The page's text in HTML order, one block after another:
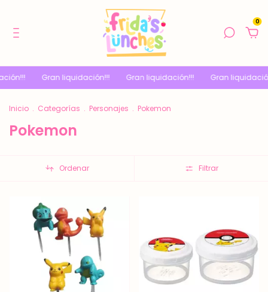
0
Gran liquidación!!! Gran liquidación!!! Gran
Inicio . Categorías . Personajes . Pokemon
Pokemon
Ordenar Filtrar